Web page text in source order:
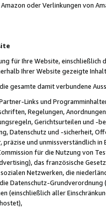
oder Verlinkungen von
für Ihre Website,
Ihrer Website gezeigte
gesamte damit verbundene
Links und
Regelungen,
Gerichtsurteilen und -
Datenschutz und -sicherheit,
präzise und unmissverständlich
für die Nutzung von
das französische
sozialen Netzwerken, die
Datenschutz-
(einschließlich aller